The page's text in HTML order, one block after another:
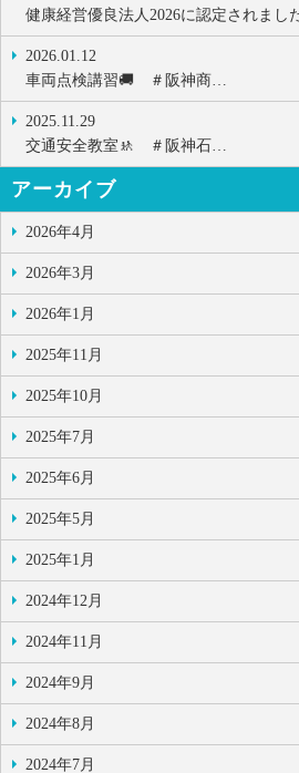
健康経営優良法人2026に認定されまし
2026.01.12
車両点検講習🚚 ＃阪神商…
2025.11.29
交通安全教室🚸 ＃阪神石…
アーカイブ
2026年4月
2026年3月
2026年1月
2025年11月
2025年10月
2025年7月
2025年6月
2025年5月
2025年1月
2024年12月
2024年11月
2024年9月
2024年8月
2024年7月